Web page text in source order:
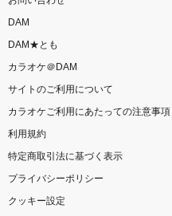
DAM
DAM★とも
カラオケ＠DAM
サイトのご利用について
カラオケご利用にあたっての注意事項
利用規約
特定商取引法に基づく表示
プライバシーポリシー
クッキー設定